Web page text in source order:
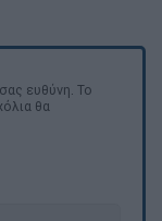
ευθύνη. Το
θα